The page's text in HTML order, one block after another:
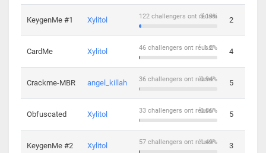
KeygenMe #1 Xylitol 3.19%
122 challengers ont réussi 2
CardMe Xylitol 1.2%
46 challengers ont réussi 4
Crackme-MBR angel_killah 0.94%
36 challengers ont réussi 5
Obfuscated Xylitol 0.86%
33 challengers ont réussi 5
KeygenMe #2 Xylitol 1.49%
57 challengers ont réussi 3